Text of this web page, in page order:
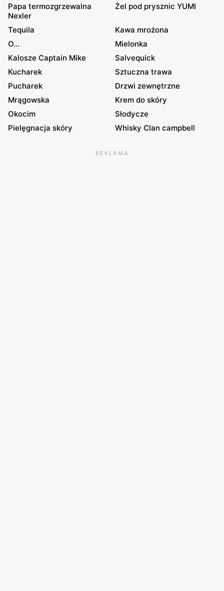
Papa termozgrzewalna
Nexler
Żel pod prysznic YUMI
Tequila
Kawa mrożona
O...
Mielonka
Kalosze Captain Mike
Salvequick
Kucharek
Sztuczna trawa
Pucharek
Drzwi zewnętrzne
Mrągowska
Krem do skóry
Okocim
Słodycze
Pielęgnacja skóry
Whisky Clan campbell
REKLAMA